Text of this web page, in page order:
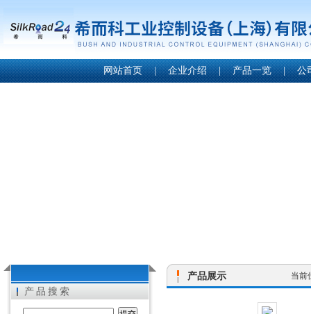
网站首页 | 企业介绍 | 产品一览 | 公
产品搜索
产品展示 当前